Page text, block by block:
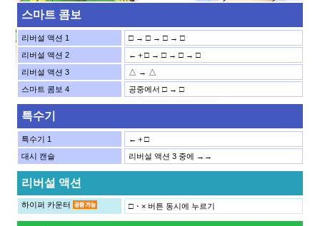
스마트 콤보
리버설 액션 1
□ → □ → □ → □
리버설 액션 2
←＋□ → □ → □ → □
리버설 액션 3
△ → △
스마트 콤보 4
공중에서 □ → □
특수기
특수기 1
←＋□
대시 캔슬
리버설 액션 3 중에 →→
리버설 액션
하이퍼 카운터 □・× 버튼 동시에 누르기